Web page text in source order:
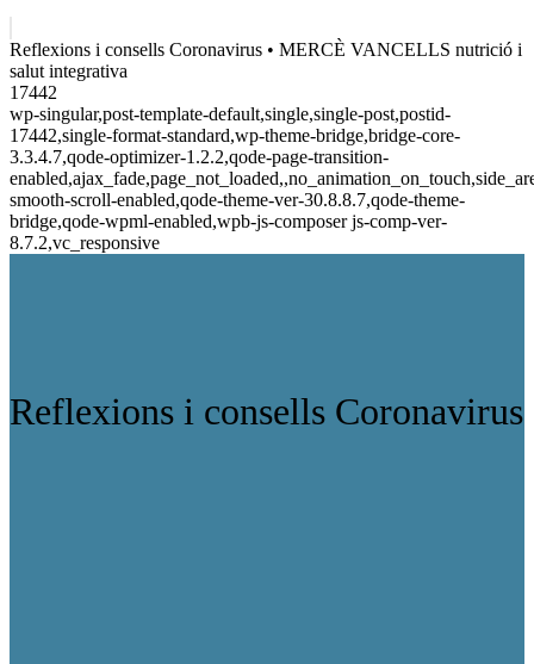
Reflexions i consells Coronavirus • MERCÈ VANCELLS nutrició i
salut integrativa
17442
wp-singular,post-template-default,single,single-post,postid-
17442,single-format-standard,wp-theme-bridge,bridge-core-
3.3.4.7,qode-optimizer-1.2.2,qode-page-transition-
smooth-scroll-enabled,qode-theme-ver-30.8.8.7,qode-theme-
bridge,qode-wpml-enabled,wpb-js-composer js-comp-ver-
8.7.2,vc_responsive
Reflexions i consells Coronavirus